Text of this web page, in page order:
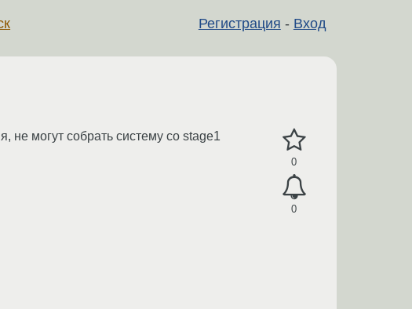
Регистрация - Вход
0
0
не могут собрать систему со stage1